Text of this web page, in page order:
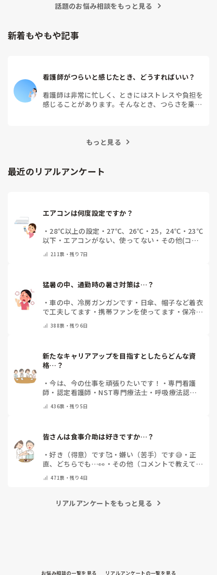
話題のお悩み相談をもっと見る
新着もやもや記事
看護師がつらいと感じたとき、どうすればいい？
看護師は非常に忙しく、ときにはストレスや負担を
感じることがあります。そんなとき、つらさを乗り
もっと見る
最近のリアルアンケート
エアコンは何度設定ですか？
・ 28℃以上の設定 ・ 27℃、26℃ ・ 25，24℃ ・ 23℃
以下 ・ エアコンがない、使ってない ・ その他(コメ
211票・残り7日
猛暑の中、通勤時の暑さ対策は…？
・車の中、冷房ガンガンです ・ 日傘、帽子など着衣
で工夫してます ・携帯ファンを使ってます ・ 保冷剤
ん ・その他（コメントで教えて下さい）
388票・残り6日
新たなキャリアアップを目指すとしたらどんな資
格…？
・今は、今の仕事を頑張りたいです！ ・専門看護
師 ・ 認定看護師 ・ NST専門療法士 ・ 呼吸療法認定
内視鏡技師・その他(コメントで教えて下さい)
436票・残り5日
皆さんは食事介助は好きですか…？
・好き（得意）です🥰・嫌い（苦手）です😅 ・ 正
直、どちらでも…👀 ・ その他（コメントで教えてく
471票・残り4日
リアルアンケートをもっと見る
お悩み相談の一覧を見る リアルアンケートの一覧を見る